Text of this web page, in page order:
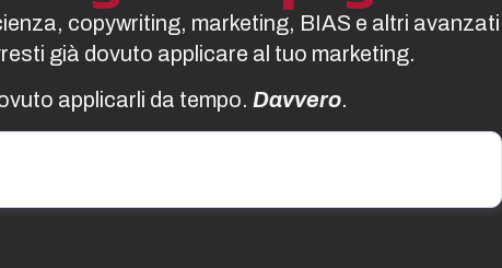
copywriting, marketing, BIAS e altri avanzati
già dovuto applicare al tuo marketing.
applicarli da tempo. Davvero.